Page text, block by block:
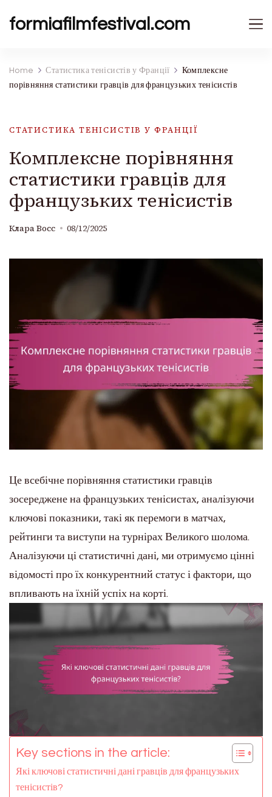
formiafilmfestival.com
Home Статистика тенісистів у Франції
Комплексне
порівняння статистики гравців для французьких тенісистів
СТАТИСТИКА ТЕНІСИСТІВ У ФРАНЦІЇ
Комплексне порівняння
статистики гравців для
французьких тенісистів
Клара Восс 08/12/2025
Це всебічне порівняння статистики гравців
зосереджене на французьких тенісистах, аналізуючи
ключові показники, такі як перемоги в матчах,
рейтинги та виступи на турнірах Великого шолома.
Аналізуючи ці статистичні дані, ми отримуємо цінні
відомості про їх конкурентний статус і фактори, що
впливають на їхній успіх на корті.
Key sections in the article:
Які ключові статистичні дані гравців для французьких
тенісистів?